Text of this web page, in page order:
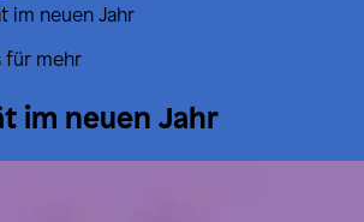
im neuen Jahr
für mehr
im neuen Jahr